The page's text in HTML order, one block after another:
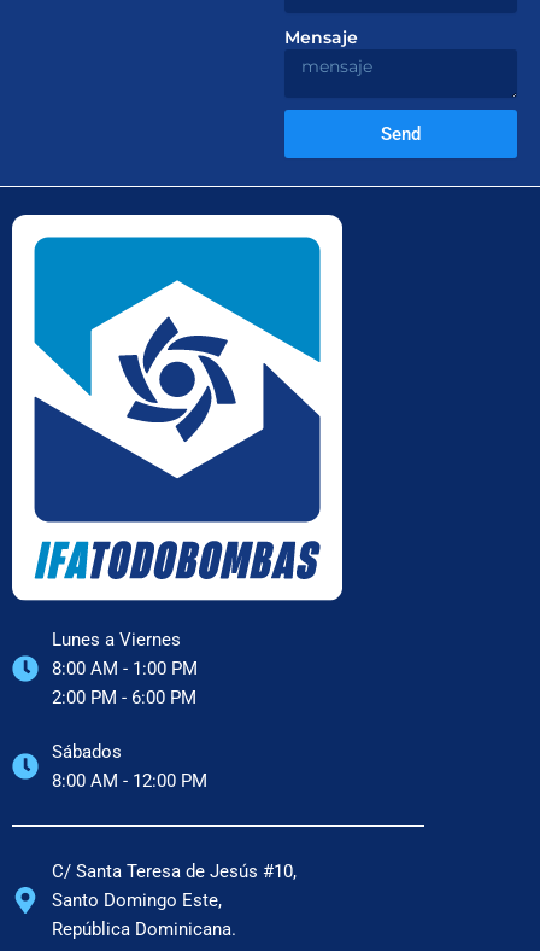
Mensaje
Send
Lunes a Viernes
8:00 AM - 1:00 PM
2:00 PM - 6:00 PM
Sábados
8:00 AM - 12:00 PM
C/ Santa Teresa de Jesús #10,
Santo Domingo Este,
República Dominicana.